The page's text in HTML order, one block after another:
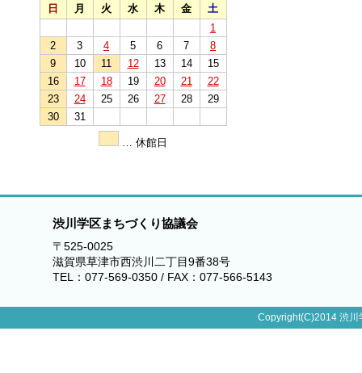
日
月 火 水 木 金
土
1
2
3 4 5 6 7
8
9
10 11 12 13 14
15
16
17 18 19 20 21
22
23
24 25 26 27 28
29
30
31
… 休館日
渋川学区まちづくり協議会
〒525-0025
滋賀県草津市西渋川二丁目9番38号
TEL：077-569-0350 / FAX：077-566-5143
Copyright(C)2014 渋川